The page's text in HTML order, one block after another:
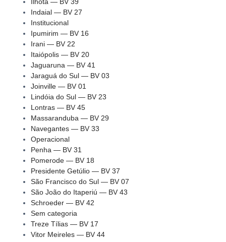
Ilhota — BV 39
Indaial — BV 27
Institucional
Ipumirim — BV 16
Irani — BV 22
Itaiópolis — BV 20
Jaguaruna — BV 41
Jaraguá do Sul — BV 03
Joinville — BV 01
Lindóia do Sul — BV 23
Lontras — BV 45
Massaranduba — BV 29
Navegantes — BV 33
Operacional
Penha — BV 31
Pomerode — BV 18
Presidente Getúlio — BV 37
São Francisco do Sul — BV 07
São João do Itaperiú — BV 43
Schroeder — BV 42
Sem categoria
Treze Tílias — BV 17
Vitor Meireles — BV 44